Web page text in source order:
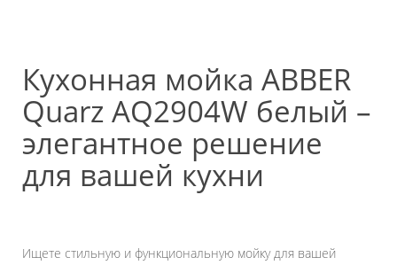
Кухонная мойка ABBER
Quarz AQ2904W белый –
элегантное решение
для вашей кухни
Ищете стильную и функциональную мойку для вашей